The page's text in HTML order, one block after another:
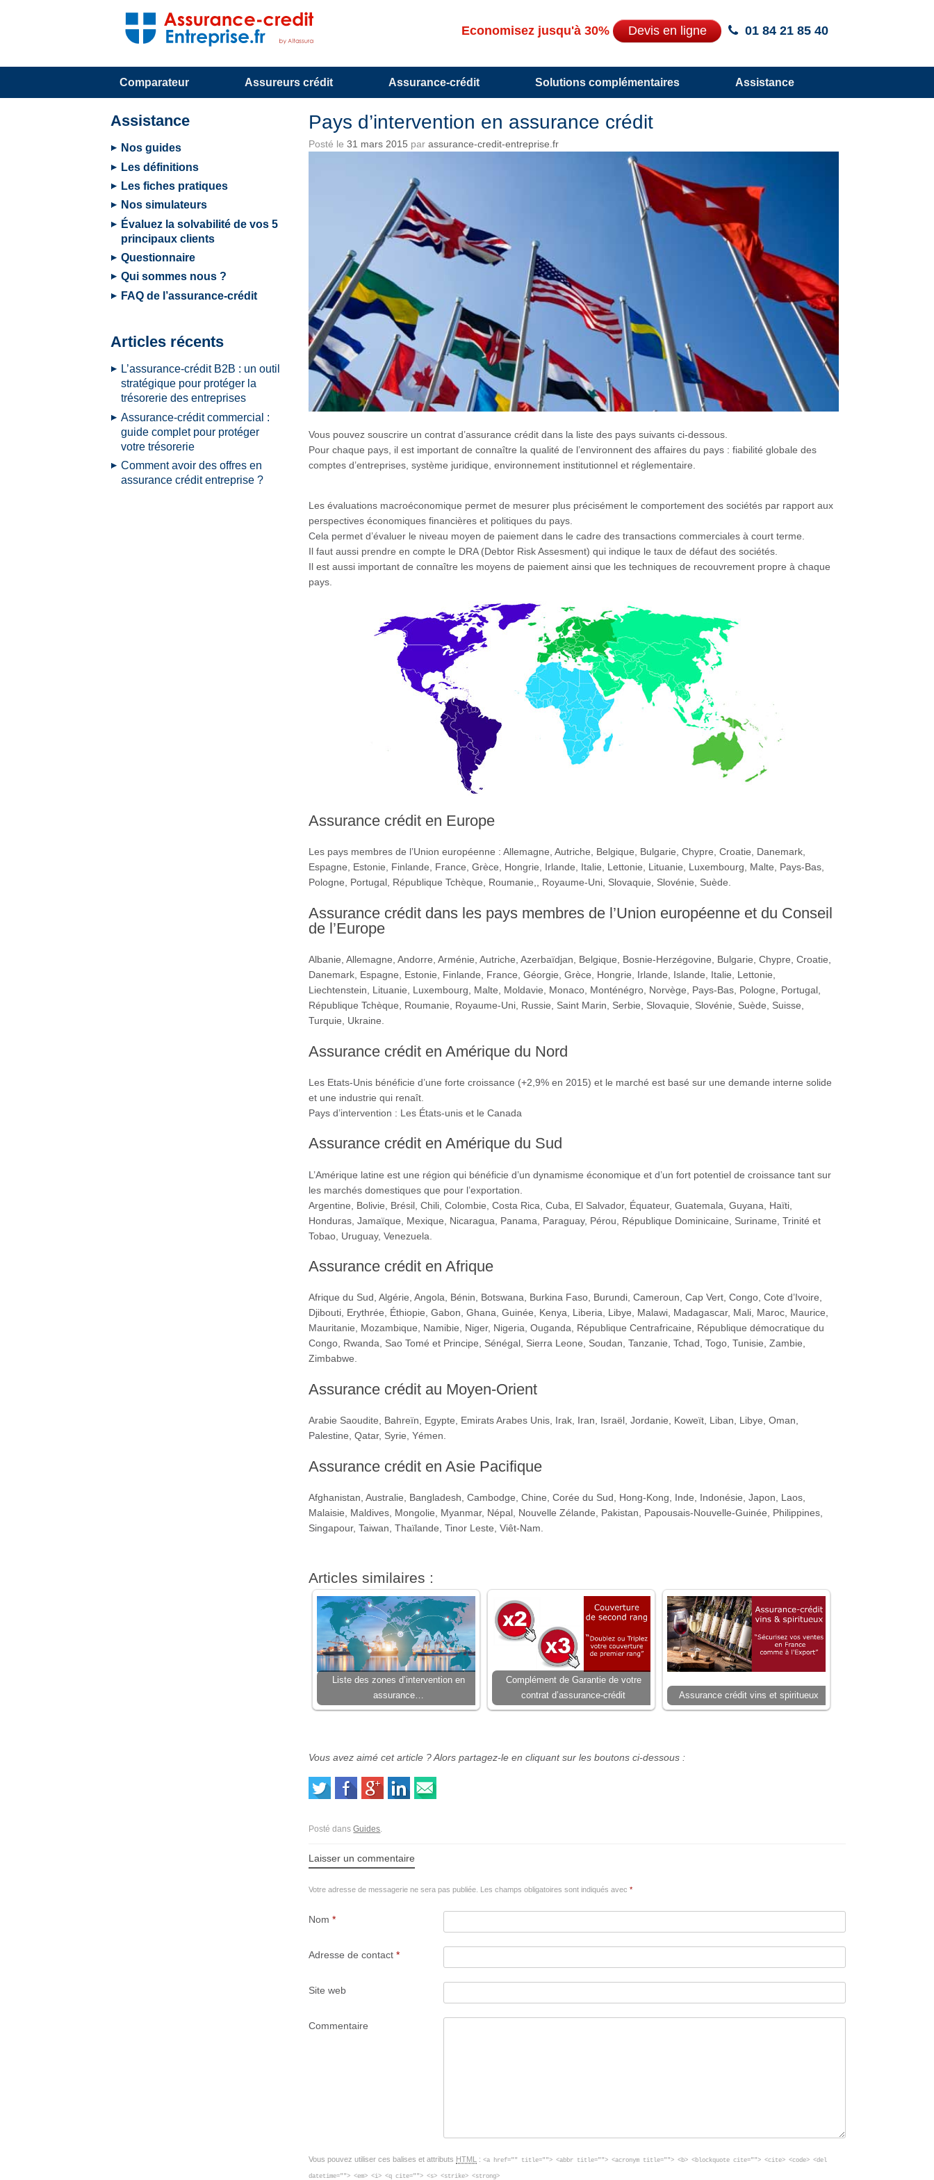
Economisez jusqu'à 30% Devis en ligne 01 84 21 85 40
Comparateur Assureurs crédit Assurance-crédit Solutions complémentaires Assistance
Pays d’intervention en assurance crédit
Posté le31 mars 2015 parassurance-credit-entreprise.fr
Vous pouvez souscrire un contrat d’assurance crédit dans la liste des pays suivants ci-dessous.
Pour chaque pays, il est important de connaître la qualité de l’environnent des affaires du pays : fiabilité globale des
comptes d’entreprises, système juridique, environnement institutionnel et réglementaire.
Les évaluations macroéconomique permet de mesurer plus précisément le comportement des sociétés par rapport aux
perspectives économiques financières et politiques du pays.
Cela permet d’évaluer le niveau moyen de paiement dans le cadre des transactions commerciales à court terme.
Il faut aussi prendre en compte le DRA (Debtor Risk Assesment) qui indique le taux de défaut des sociétés.
Il est aussi important de connaître les moyens de paiement ainsi que les techniques de recouvrement propre à chaque
pays.
Assurance crédit en Europe
Les pays membres de l’Union européenne : Allemagne, Autriche, Belgique, Bulgarie, Chypre, Croatie, Danemark,
Espagne, Estonie, Finlande, France, Grèce, Hongrie, Irlande, Italie, Lettonie, Lituanie, Luxembourg, Malte, Pays-Bas,
Pologne, Portugal, République Tchèque, Roumanie,, Royaume-Uni, Slovaquie, Slovénie, Suède.
Assurance crédit dans les pays membres de l’Union européenne et du Conseil
de l’Europe
Albanie, Allemagne, Andorre, Arménie, Autriche, Azerbaïdjan, Belgique, Bosnie-Herzégovine, Bulgarie, Chypre, Croatie,
Danemark, Espagne, Estonie, Finlande, France, Géorgie, Grèce, Hongrie, Irlande, Islande, Italie, Lettonie,
Liechtenstein, Lituanie, Luxembourg, Malte, Moldavie, Monaco, Monténégro, Norvège, Pays-Bas, Pologne, Portugal,
République Tchèque, Roumanie, Royaume-Uni, Russie, Saint Marin, Serbie, Slovaquie, Slovénie, Suède, Suisse,
Turquie, Ukraine.
Assurance crédit en Amérique du Nord
Les Etats-Unis bénéficie d’une forte croissance (+2,9% en 2015) et le marché est basé sur une demande interne solide
et une industrie qui renaît.
Pays d’intervention : Les États-unis et le Canada
Assurance crédit en Amérique du Sud
L’Amérique latine est une région qui bénéficie d’un dynamisme économique et d’un fort potentiel de croissance tant sur
les marchés domestiques que pour l’exportation.
Argentine, Bolivie, Brésil, Chili, Colombie, Costa Rica, Cuba, El Salvador, Équateur, Guatemala, Guyana, Haïti,
Honduras, Jamaïque, Mexique, Nicaragua, Panama, Paraguay, Pérou, République Dominicaine, Suriname, Trinité et
Tobao, Uruguay, Venezuela.
Assurance crédit en Afrique
Afrique du Sud, Algérie, Angola, Bénin, Botswana, Burkina Faso, Burundi, Cameroun, Cap Vert, Congo, Cote d’Ivoire,
Djibouti, Erythrée, Éthiopie, Gabon, Ghana, Guinée, Kenya, Liberia, Libye, Malawi, Madagascar, Mali, Maroc, Maurice,
Mauritanie, Mozambique, Namibie, Niger, Nigeria, Ouganda, République Centrafricaine, République démocratique du
Congo, Rwanda, Sao Tomé et Principe, Sénégal, Sierra Leone, Soudan, Tanzanie, Tchad, Togo, Tunisie, Zambie,
Zimbabwe.
Assurance crédit au Moyen-Orient
Arabie Saoudite, Bahreïn, Egypte, Emirats Arabes Unis, Irak, Iran, Israël, Jordanie, Koweït, Liban, Libye, Oman,
Palestine, Qatar, Syrie, Yémen.
Assurance crédit en Asie Pacifique
Afghanistan, Australie, Bangladesh, Cambodge, Chine, Corée du Sud, Hong-Kong, Inde, Indonésie, Japon, Laos,
Malaisie, Maldives, Mongolie, Myanmar, Népal, Nouvelle Zélande, Pakistan, Papousais-Nouvelle-Guinée, Philippines,
Singapour, Taiwan, Thaïlande, Tinor Leste, Viêt-Nam.
Articles similaires :
Liste des zones d’intervention en
assurance…
Complément de Garantie de votre
contrat d’assurance-crédit
Assurance crédit vins et spiritueux
Vous avez aimé cet article ? Alors partagez-le en cliquant sur les boutons ci-dessous :
Posté dansGuides.
Laisser un commentaire
Votre adresse de messagerie ne sera pas publiée. Les champs obligatoires sont indiqués avec*
Nom*
Adresse de contact*
Site web
Commentaire
Vous pouvez utiliser ces balises et attributs HTML :<a href="" title=""> <abbr title=""> <acronym title=""> <b> <blockquote cite=""> <cite> <code> <del
datetime=""> <em> <i> <q cite=""> <s> <strike> <strong>
Assistance
Nos guides
Les définitions
Les fiches pratiques
Nos simulateurs
Évaluez la solvabilité de vos 5
principaux clients
Questionnaire
Qui sommes nous ?
FAQ de l’assurance-crédit
Articles récents
L’assurance-crédit B2B : un outil
stratégique pour protéger la
trésorerie des entreprises
Assurance-crédit commercial :
guide complet pour protéger
votre trésorerie
Comment avoir des offres en
assurance crédit entreprise ?